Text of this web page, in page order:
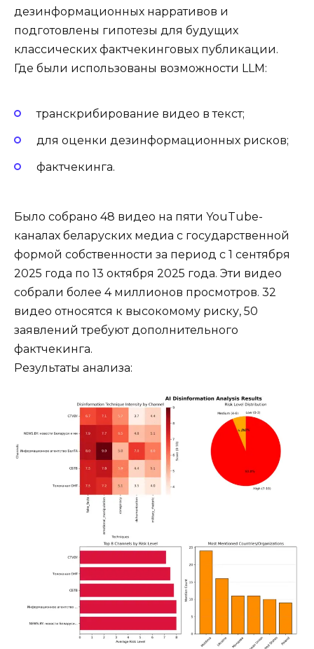
дезинформационных нарративов и
подготовлены гипотезы для будущих
классических фактчекинговых публикации.
Где были использованы возможности LLM:
транскрибирование видео в текст;
для оценки дезинформационных рисков;
фактчекинга.
Было собрано 48 видео на пяти YouTube-
каналах беларуских медиа с государственной
формой собственности за период с 1 сентября
2025 года по 13 октября 2025 года. Эти видео
собрали более 4 миллионов просмотров. 32
видео относятся к высокомому риску, 50
заявлений требуют дополнительного
фактчекинга.
Результаты анализа: